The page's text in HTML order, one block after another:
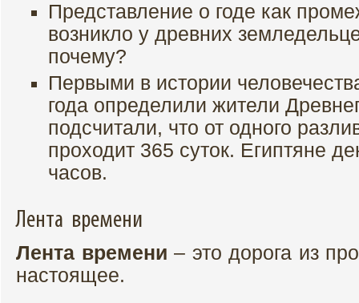
Представление о годе как
возникло у древних
почему?
Первыми в истории
года определили жители
подсчитали, что от одного
проходит 365 суток. Египтяне
часов.
Лента времени
Лента времени – это дорога из
настоящее.